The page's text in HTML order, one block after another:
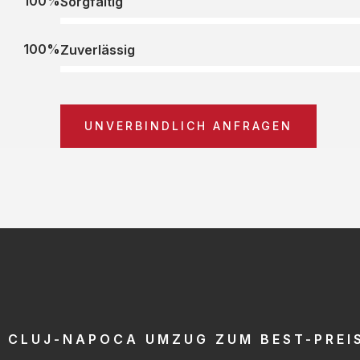
Zuverlässig
100%
UNVERBINDLICH ANFRAGEN
CLUJ-NAPOCA UMZUG ZUM BEST-